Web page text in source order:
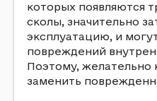
которых появляются
сколы, значительно
эксплуатацию, и
повреждений
Поэтому,
заменить